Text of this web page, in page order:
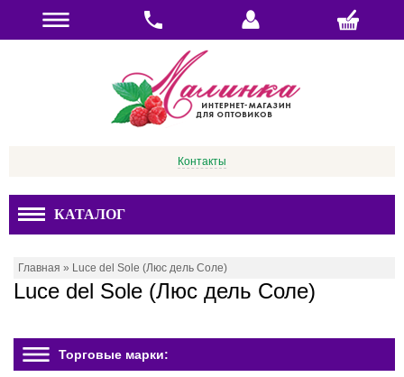
Контакты
КАТАЛОГ
Главная » Luce del Sole (Люс дель Соле)
Luce del Sole (Люс дель Соле)
Торговые марки: